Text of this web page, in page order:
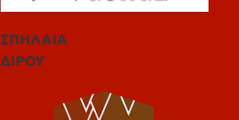
ΣΠΗΛΑΙΑ
ΔΙΡΟΥ